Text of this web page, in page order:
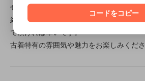
せん。
経年に伴う変色やキズ等は味のあるデザ
で頂ければ幸いです。
古着特有の雰囲気や魅力をお楽しみくださ
コードをコピー